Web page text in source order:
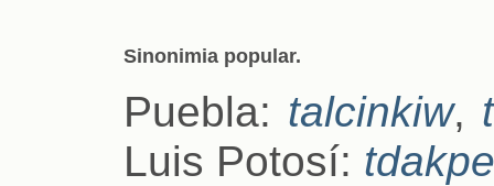
Sinonimia popular.
Puebla: talcinkiw,
Luis Potosí: